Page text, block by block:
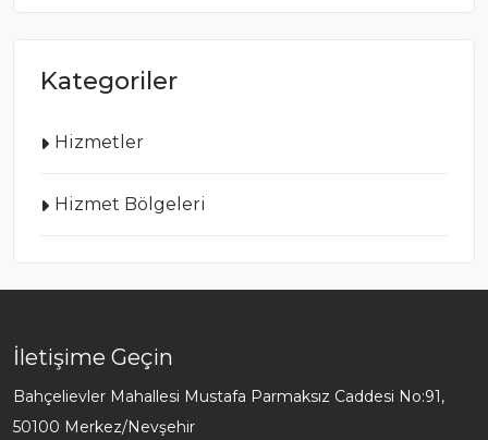
Kategoriler
Hizmetler
Hizmet Bölgeleri
İletişime Geçin
Bahçelievler Mahallesi Mustafa Parmaksız Caddesi No:91,
50100 Merkez/Nevşehir